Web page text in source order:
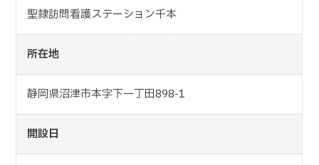
聖隷訪問看護ステーション千本
所在地
静岡県沼津市本字下一丁田898-1
開設日